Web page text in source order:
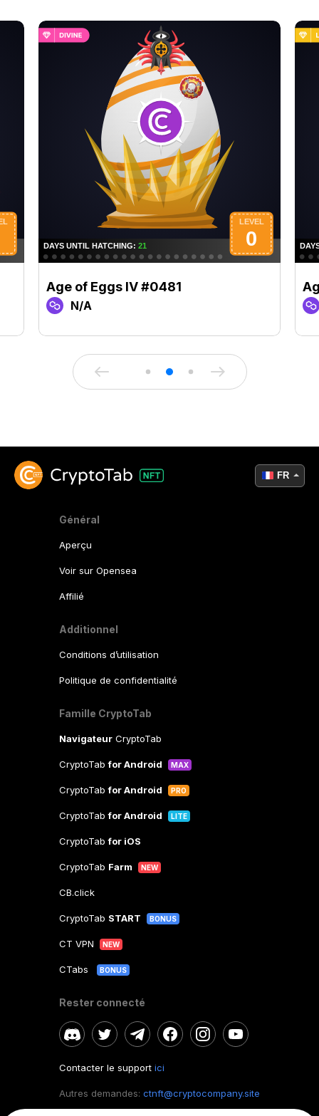
Age of Eggs IV #0481
N/A
Général
Aperçu
Voir sur Opensea
Affilié
Additionnel
Conditions d’utilisation
Politique de confidentialité
Famille CryptoTab
Navigateur CryptoTab
CryptoTabfor Android MAX
CryptoTabfor Android PRO
CryptoTabfor Android LITE
CryptoTabfor iOS
CryptoTab Farm NEW
CB.click
CryptoTab START BONUS
CT VPN NEW
CTabs BONUS
Rester connecté
Contacter le support ici
Autres demandes: ctnft@cryptocompany.site
FR